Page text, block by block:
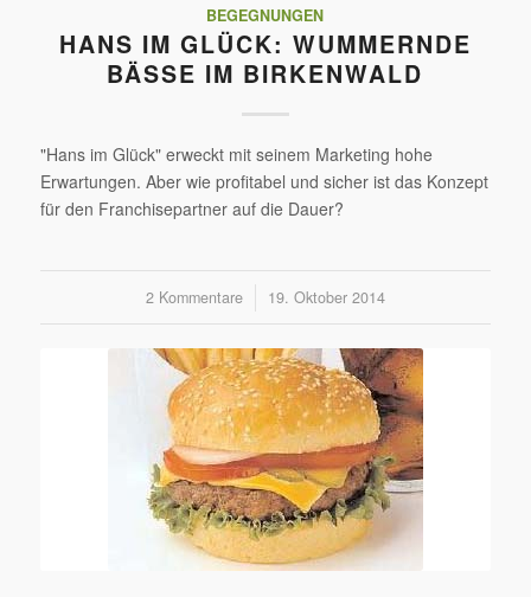
BEGEGNUNGEN
HANS IM GLÜCK: WUMMERNDE
BÄSSE IM BIRKENWALD
"Hans im Glück" erweckt mit seinem Marketing hohe
Erwartungen. Aber wie profitabel und sicher ist das Konzept
für den Franchisepartner auf die Dauer?
2 Kommentare
/ 19. Oktober 2014